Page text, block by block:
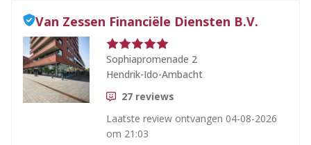
Van Zessen Financiële Diensten B.V.
Sophiapromenade 2
Hendrik-Ido-Ambacht
27 reviews
Laatste review ontvangen 04-08-2026
om 21:03